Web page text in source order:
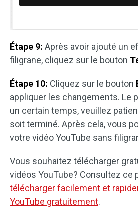
Étape 9: Après avoir ajouté un
filigrane, cliquez sur le bouton
Étape 10: Cliquez sur le bouton
appliquer les changements. Le
un certain temps, veuillez
soit terminé. Après cela, vous
votre vidéo YouTube sans
Vous souhaitez télécharger
vidéos YouTube? Consultez ce
télécharger facilement et
YouTube gratuitement.